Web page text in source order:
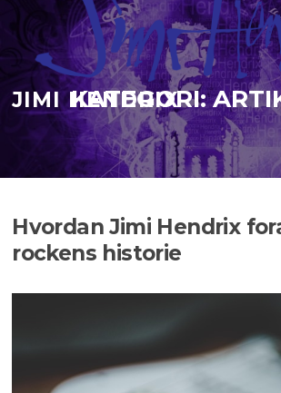
innholdet
JIMI HENDRIX
KATEGORI:
Hvordan Jimi Hendrix
rockens historie